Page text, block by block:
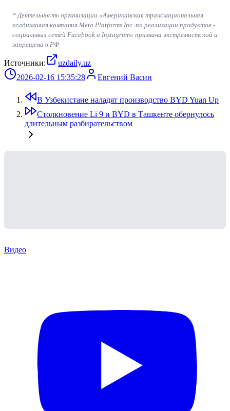
* Деятельность организации «Американская транснациональная
холдинговая компания Meta Platforms Inc. по реализации продуктов -
социальных сетей Facebook и Instagram» признана экстремистской и
запрещена в РФ
Источники:
uzdaily.uz
2026-02-16 15:35:28
Евгений Васин
В Узбекистане наладят производство BYD Yuan Up
Столкновение Li 9 и BYD в Ташкенте обернулось
длительным разбирательством
Видео